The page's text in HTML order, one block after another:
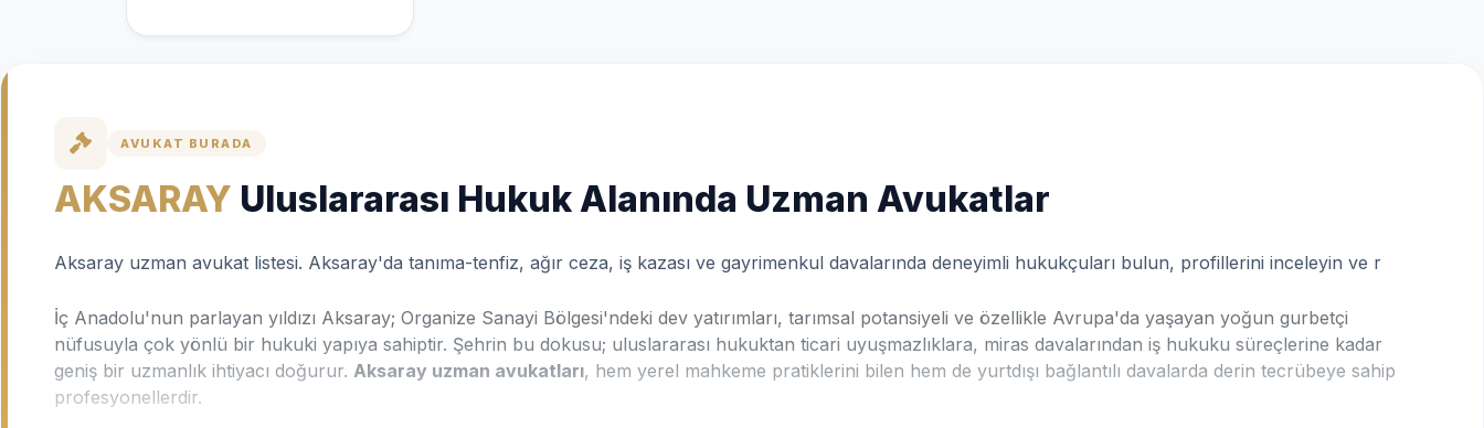
AVUKAT BURADA
AKSARAY Uluslararası Hukuk Alanında Uzman Avukatlar
Aksaray uzman avukat listesi. Aksaray'da tanıma-tenfiz, ağır ceza, iş kazası ve gayrimenkul davalarında deneyimli hukukçuları bulun, profillerini inceleyin ve r
İç Anadolu'nun parlayan yıldızı Aksaray; Organize Sanayi Bölgesi'ndeki dev yatırımları, tarımsal potansiyeli ve özellikle Avrupa'da yaşayan yoğun gurbetçi
nüfusuyla çok yönlü bir hukuki yapıya sahiptir. Şehrin bu dokusu; uluslararası hukuktan ticari uyuşmazlıklara, miras davalarından iş hukuku süreçlerine kadar
geniş bir uzmanlık ihtiyacı doğurur. Aksaray uzman avukatları, hem yerel mahkeme pratiklerini bilen hem de yurtdışı bağlantılı davalarda derin tecrübeye sahip
profesyonellerdir.